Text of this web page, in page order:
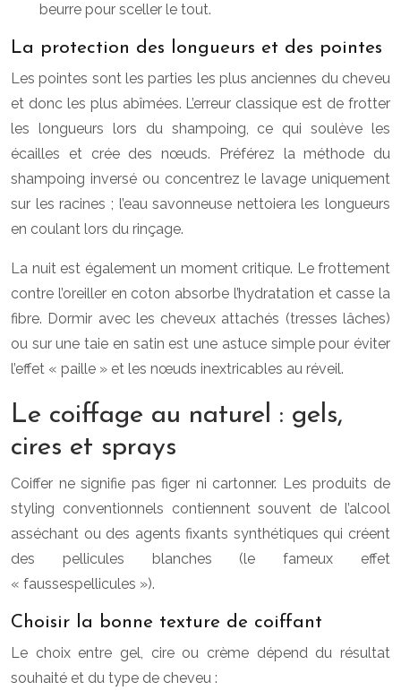
beurre pour sceller le tout.
La protection des longueurs et des pointes
Les pointes sont les parties les plus anciennes du cheveu
et donc les plus abîmées. L’erreur classique est de frotter
les longueurs lors du shampoing, ce qui soulève les
écailles et crée des nœuds. Préférez la méthode du
shampoing inversé ou concentrez le lavage uniquement
sur les racines ; l’eau savonneuse nettoiera les longueurs
en coulant lors du rinçage.
La nuit est également un moment critique. Le frottement
contre l’oreiller en coton absorbe l’hydratation et casse la
fibre. Dormir avec les cheveux attachés (tresses lâches)
ou sur une taie en satin est une astuce simple pour éviter
l’effet « paille » et les nœuds inextricables au réveil.
Le coiffage au naturel : gels,
cires et sprays
Coiffer ne signifie pas figer ni cartonner. Les produits de
styling conventionnels contiennent souvent de l’alcool
asséchant ou des agents fixants synthétiques qui créent
des pellicules blanches (le fameux effet
« faussespellicules »).
Choisir la bonne texture de coiffant
Le choix entre gel, cire ou crème dépend du résultat
souhaité et du type de cheveu :